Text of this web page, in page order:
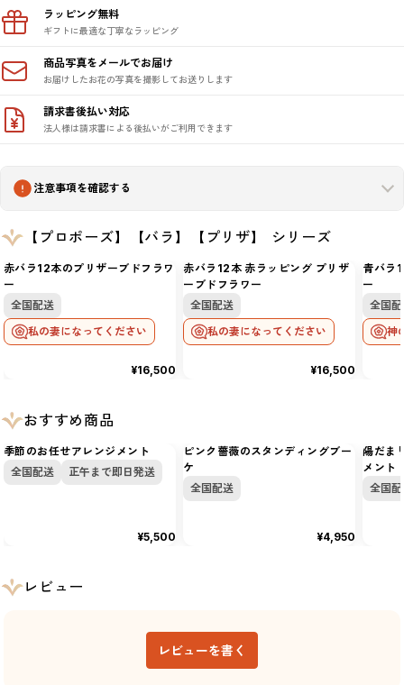
ラッピング無料
ギフトに最適な丁寧なラッピング
商品写真をメールでお届け
お届けしたお花の写真を撮影してお送りします
請求書後払い対応
法人様は請求書による後払いがご利用できます
注意事項を確認する
【プロポーズ】【バラ】【プリザ】 シリーズ
赤バラ12本のプリザーブドフラワ
ー
全国配送
私の妻になってください
¥16,500
赤バラ12本 赤ラッピング プリザ
ーブドフラワー
全国配送
私の妻になってください
¥16,500
青バラ
ー
全国
神
おすすめ商品
季節のお任せアレンジメント
全国配送
正午まで即日発送
¥5,500
ピンク薔薇のスタンディングブー
ケ
全国配送
¥4,950
陽だま
メント
全国
レビュー
レビューを書く